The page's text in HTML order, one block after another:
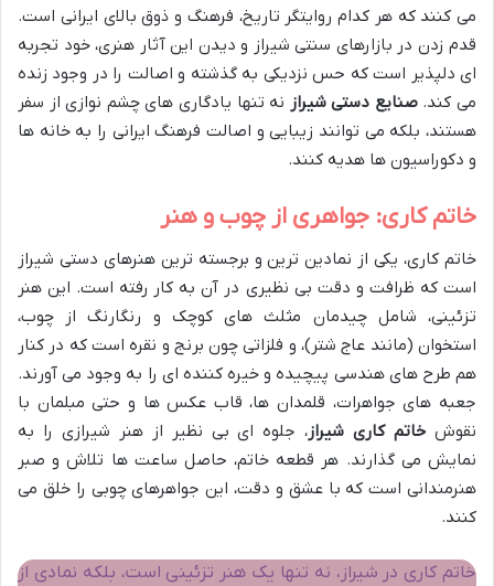
می کنند که هر کدام روایتگر تاریخ، فرهنگ و ذوق بالای ایرانی است.
قدم زدن در بازارهای سنتی شیراز و دیدن این آثار هنری، خود تجربه
ای دلپذیر است که حس نزدیکی به گذشته و اصالت را در وجود زنده
می کند.صنایع دستی شیراز نه تنها یادگاری های چشم نوازی از سفر
هستند، بلکه می توانند زیبایی و اصالت فرهنگ ایرانی را به خانه ها
و دکوراسیون ها هدیه کنند.
خاتم کاری: جواهری از چوب و هنر
خاتم کاری، یکی از نمادین ترین و برجسته ترین هنرهای دستی شیراز
است که ظرافت و دقت بی نظیری در آن به کار رفته است. این هنر
تزئینی، شامل چیدمان مثلث های کوچک و رنگارنگ از چوب،
استخوان (مانند عاج شتر)، و فلزاتی چون برنج و نقره است که در کنار
هم طرح های هندسی پیچیده و خیره کننده ای را به وجود می آورند.
جعبه های جواهرات، قلمدان ها، قاب عکس ها و حتی مبلمان با
نقوش خاتم کاری شیراز، جلوه ای بی نظیر از هنر شیرازی را به
نمایش می گذارند. هر قطعه خاتم، حاصل ساعت ها تلاش و صبر
هنرمندانی است که با عشق و دقت، این جواهرهای چوبی را خلق می
کنند.
خاتم کاری در شیراز، نه تنها یک هنر تزئینی است، بلکه نمادی از